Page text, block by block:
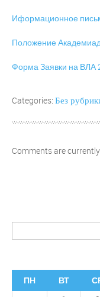
Иформационное
Положение
Форма Заявки на ВЛА
Categories: Без
Comments are
ПН
ВТ